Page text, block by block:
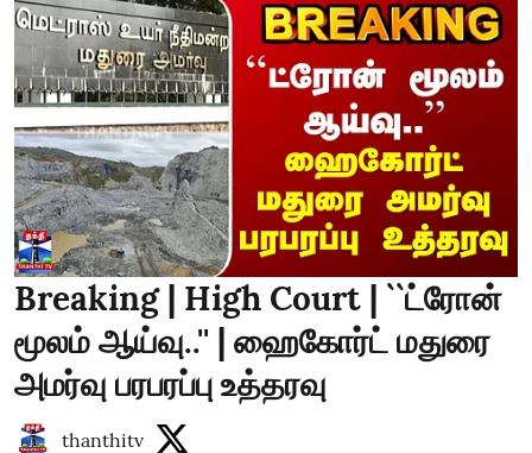
Breaking | High Court | ``ட்ரோன்
மூலம் ஆய்வு..'' | ஹைகோர்ட் மதுரை
அமர்வு பரபரப்பு உத்தரவு
thanthitv